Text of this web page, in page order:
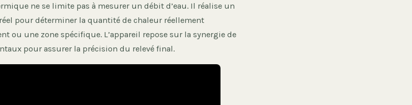
ne se limite pas à mesurer un débit d’eau. Il réalise un
pour déterminer la quantité de chaleur réellement
ou une zone spécifique. L’appareil repose sur la synergie de
pour assurer la précision du relevé final.